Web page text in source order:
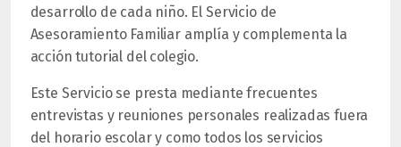
desarrollo de cada niño. El Servicio de
Asesoramiento Familiar amplía y complementa la
acción tutorial del colegio.
Este Servicio se presta mediante frecuentes
entrevistas y reuniones personales realizadas fuera
del horario escolar y como todos los servicios